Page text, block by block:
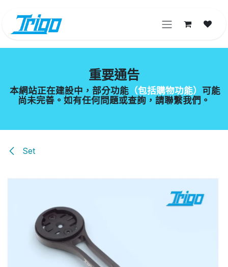
重要通告
本網站正在建設中，部分功能 （包括購物功能） 可能
尚未完善。如有任何問題或查詢，請聯繫我們。
Set